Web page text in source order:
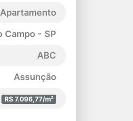
Apartamento
Campo - SP
ABC
Assunção
R$ 7.096,77/m²